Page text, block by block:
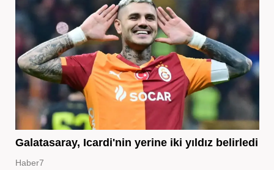
Galatasaray, Icardi'nin yerine iki yıldız belirledi
Haber7